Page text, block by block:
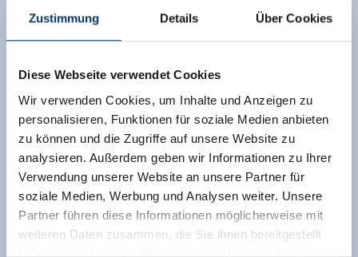
Zustimmung Details Über Cookies
Diese Webseite verwendet Cookies
Wir verwenden Cookies, um Inhalte und Anzeigen zu
personalisieren, Funktionen für soziale Medien anbieten
zu können und die Zugriffe auf unsere Website zu
analysieren. Außerdem geben wir Informationen zu Ihrer
Verwendung unserer Website an unsere Partner für
soziale Medien, Werbung und Analysen weiter. Unsere
Partner führen diese Informationen möglicherweise mit
weiteren Daten zusammen, die Sie ihnen bereitgestellt
haben oder die sie im Rahmen Ihrer Nutzung der Dienste